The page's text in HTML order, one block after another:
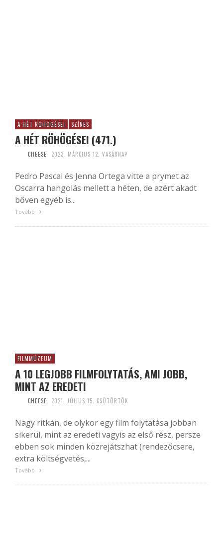
A HÉT RÖHÖGÉSEI SZÍNES
A HÉT RÖHÖGÉSEI (471.)
CHEESE 2023. MÁRCIUS 12. VASÁRNAP
Pedro Pascal és Jenna Ortega vitte a prymet az
Oscarra hangolás mellett a héten, de azért akadt
bőven egyéb is...
Tovább
FILMMÚZEUM
A 10 LEGJOBB FILMFOLYTATÁS, AMI JOBB,
MINT AZ EREDETI
CHEESE 2021. JÚLIUS 15. CSÜTÖRTÖK
Nagy ritkán, de olykor egy film folytatása jobban
sikerül, mint az eredeti vagyis az első rész, persze
ebben sok minden közrejátszhat (rendezőcsere,
extra költségvetés,...
Tovább